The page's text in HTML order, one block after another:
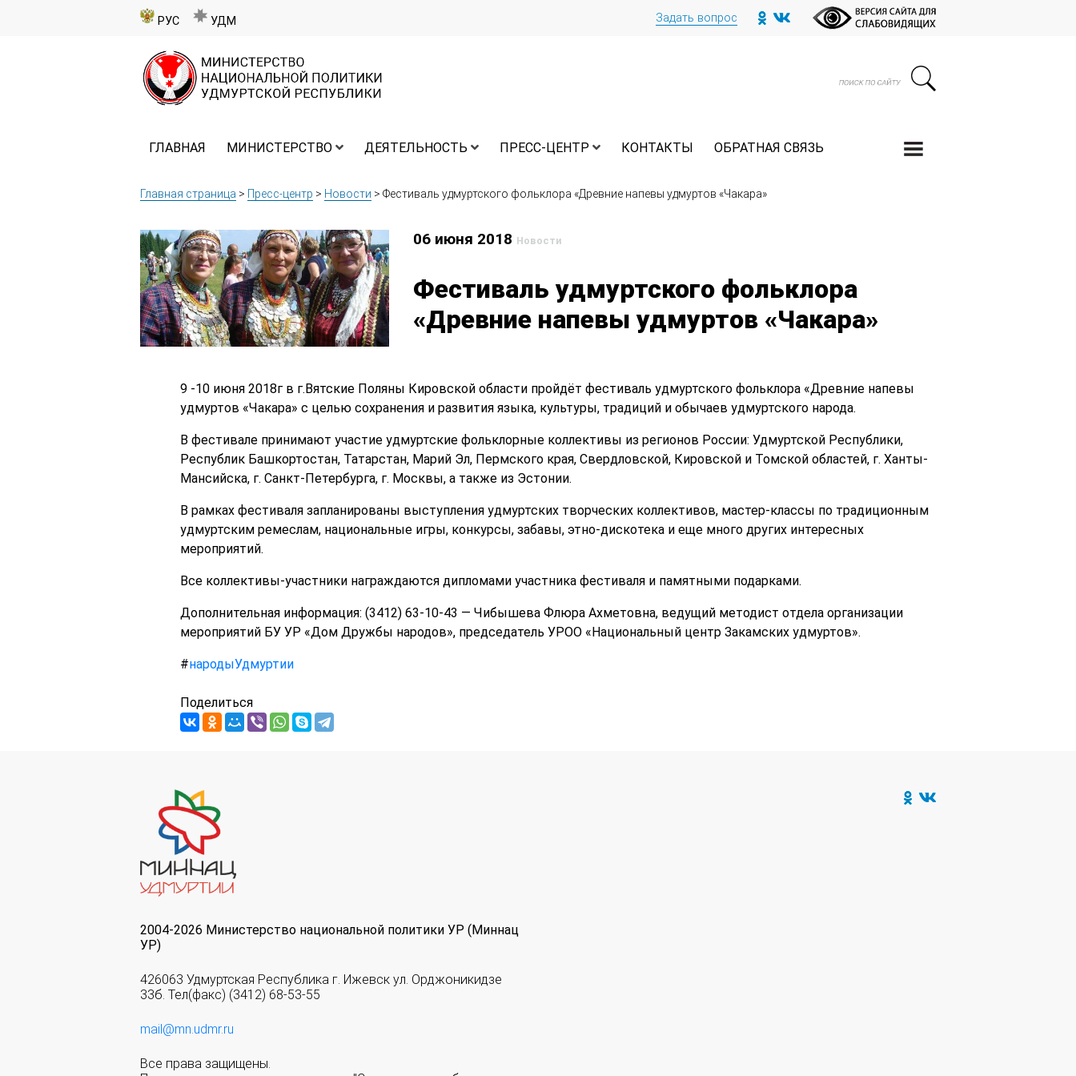
РУС УДМ Задать вопрос
ГЛАВНАЯ МИНИСТЕРСТВО ДЕЯТЕЛЬНОСТЬ ПРЕСС-ЦЕНТР КОНТАКТЫ ОБРАТНАЯ СВЯЗЬ
Главная страница > Пресс-центр > Новости > Фестиваль удмуртского фольклора «Древние напевы удмуртов «Чакара»
06 июня 2018 Новости
Фестиваль удмуртского фольклора
«Древние напевы удмуртов «Чакара»
9 -10 июня 2018г в г.Вятские Поляны Кировской области пройдёт фестиваль удмуртского фольклора «Древние напевы
удмуртов «Чакара» с целью сохранения и развития языка, культуры, традиций и обычаев удмуртского народа.
В фестивале принимают участие удмуртские фольклорные коллективы из регионов России: Удмуртской Республики,
Республик Башкортостан, Татарстан, Марий Эл, Пермского края, Свердловской, Кировской и Томской областей, г. Ханты-
Мансийска, г. Санкт-Петербурга, г. Москвы, а также из Эстонии.
В рамках фестиваля запланированы выступления удмуртских творческих коллективов, мастер-классы по традиционным
удмуртским ремеслам, национальные игры, конкурсы, забавы, этно-дискотека и еще много других интересных
мероприятий.
Все коллективы-участники награждаются дипломами участника фестиваля и памятными подарками.
Дополнительная информация: (3412) 63-10-43 — Чибышева Флюра Ахметовна, ведущий методист отдела организации
мероприятий БУ УР «Дом Дружбы народов», председатель УРОО «Национальный центр Закамских удмуртов».
#народыУдмуртии
Поделиться
2004-2026 Министерство национальной политики УР (Миннац
УР)
426063 Удмуртская Республика г. Ижевск ул. Орджоникидзе
33б. Тел(факс) (3412) 68-53-55
mail@mn.udmr.ru
Все права защищены.